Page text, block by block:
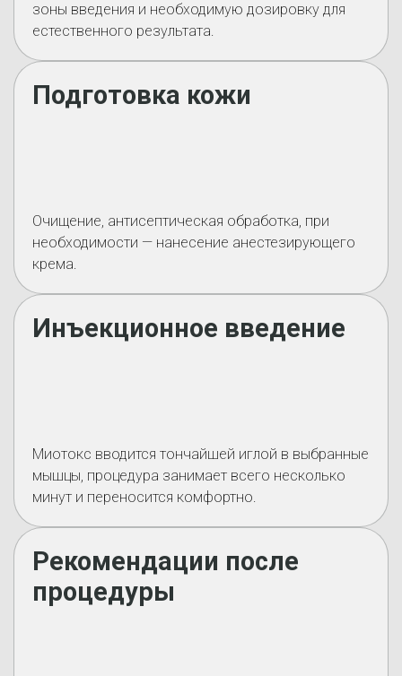
зоны введения и необходимую дозировку для
естественного результата.
Подготовка кожи
Очищение, антисептическая обработка, при
необходимости — нанесение анестезирующего
крема.
Инъекционное введение
Миотокс вводится тончайшей иглой в выбранные
мышцы, процедура занимает всего несколько
минут и переносится комфортно.
Рекомендации после
процедуры